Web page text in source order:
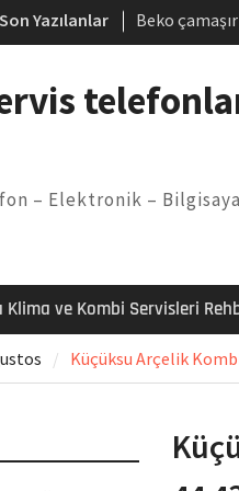
Son Yazılanlar
Beko
Demirdöküm
Arızası
– Elektronik –
Klima ve Kombi Servisleri
Küçüksu Arçelik